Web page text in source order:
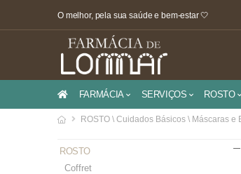
O melhor, pela sua saúde e bem-estar 🤍
FARMÁCIA SERVIÇOS ROSTO
ROSTO \ Cuidados Básicos \ Máscaras e
ROSTO
Coffret